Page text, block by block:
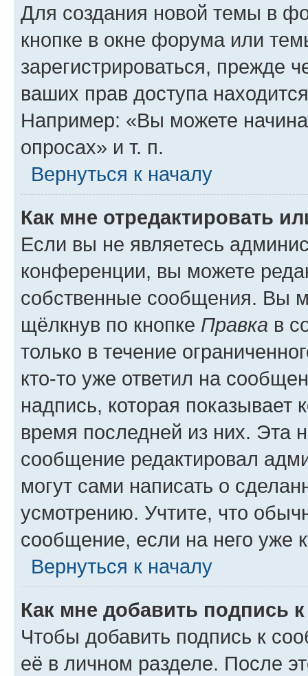
Для создания новой темы в
кнопке в окне форума или
зарегистрироваться, прежде
ваших прав доступа
Например: «Вы можете
опросах» и т. п.
Вернуться к началу
Как мне отредактировать
Если вы не являетесь
конференции, вы можете
собственные сообщения. Вы
щёлкнув по кнопке Правка в
только в течение
кто-то уже ответил на
надпись, которая показывает
время последней из них. Эта
сообщение редактировал
могут сами написать о
усмотрению. Учтите, что
сообщение, если на него уже
Вернуться к началу
Как мне добавить подпись
Чтобы добавить подпись к
её в личном разделе. После